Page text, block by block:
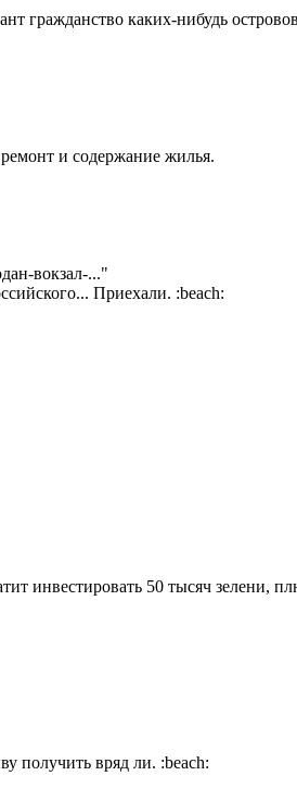
гражданство каких-нибудь
и содержание жилья.
вокзал-..."
Приехали. :beach:
инвестировать 50 тысяч зелени,
получить вряд ли. :beach: